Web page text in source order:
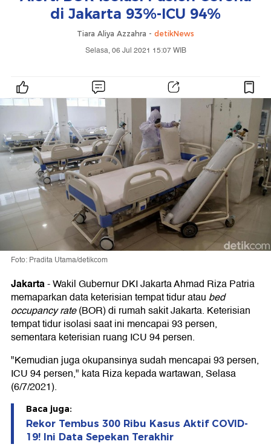
di Jakarta 93%-ICU 94%
Tiara Aliya Azzahra - detikNews
Selasa, 06 Jul 2021 15:07 WIB
Foto: Pradita Utama/detikcom
Jakarta-Wakil Gubernur DKI Jakarta Ahmad Riza Patria
memaparkan data keterisian tempat tidur atau bed
occupancy rate(BOR) di rumah sakit Jakarta. Keterisian
tempat tidur isolasi saat ini mencapai 93 persen,
sementara keterisian ruang ICU 94 persen.
"Kemudian juga okupansinya sudah mencapai 93 persen,
ICU 94 persen," kata Riza kepada wartawan, Selasa
(6/7/2021).
Baca juga:
Rekor Tembus 300 Ribu Kasus Aktif COVID-
19! Ini Data Sepekan Terakhir